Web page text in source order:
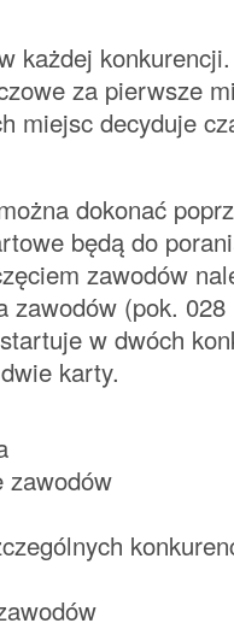
każdej konkurencji.
za pierwsze
miejsc decyduje
dokonać
będą do
zawodów
zawodów (pok.
w dwóch
karty.
zawodów